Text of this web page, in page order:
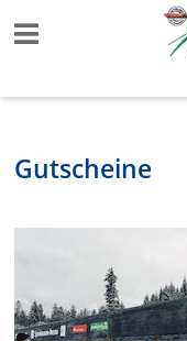
Gutscheine